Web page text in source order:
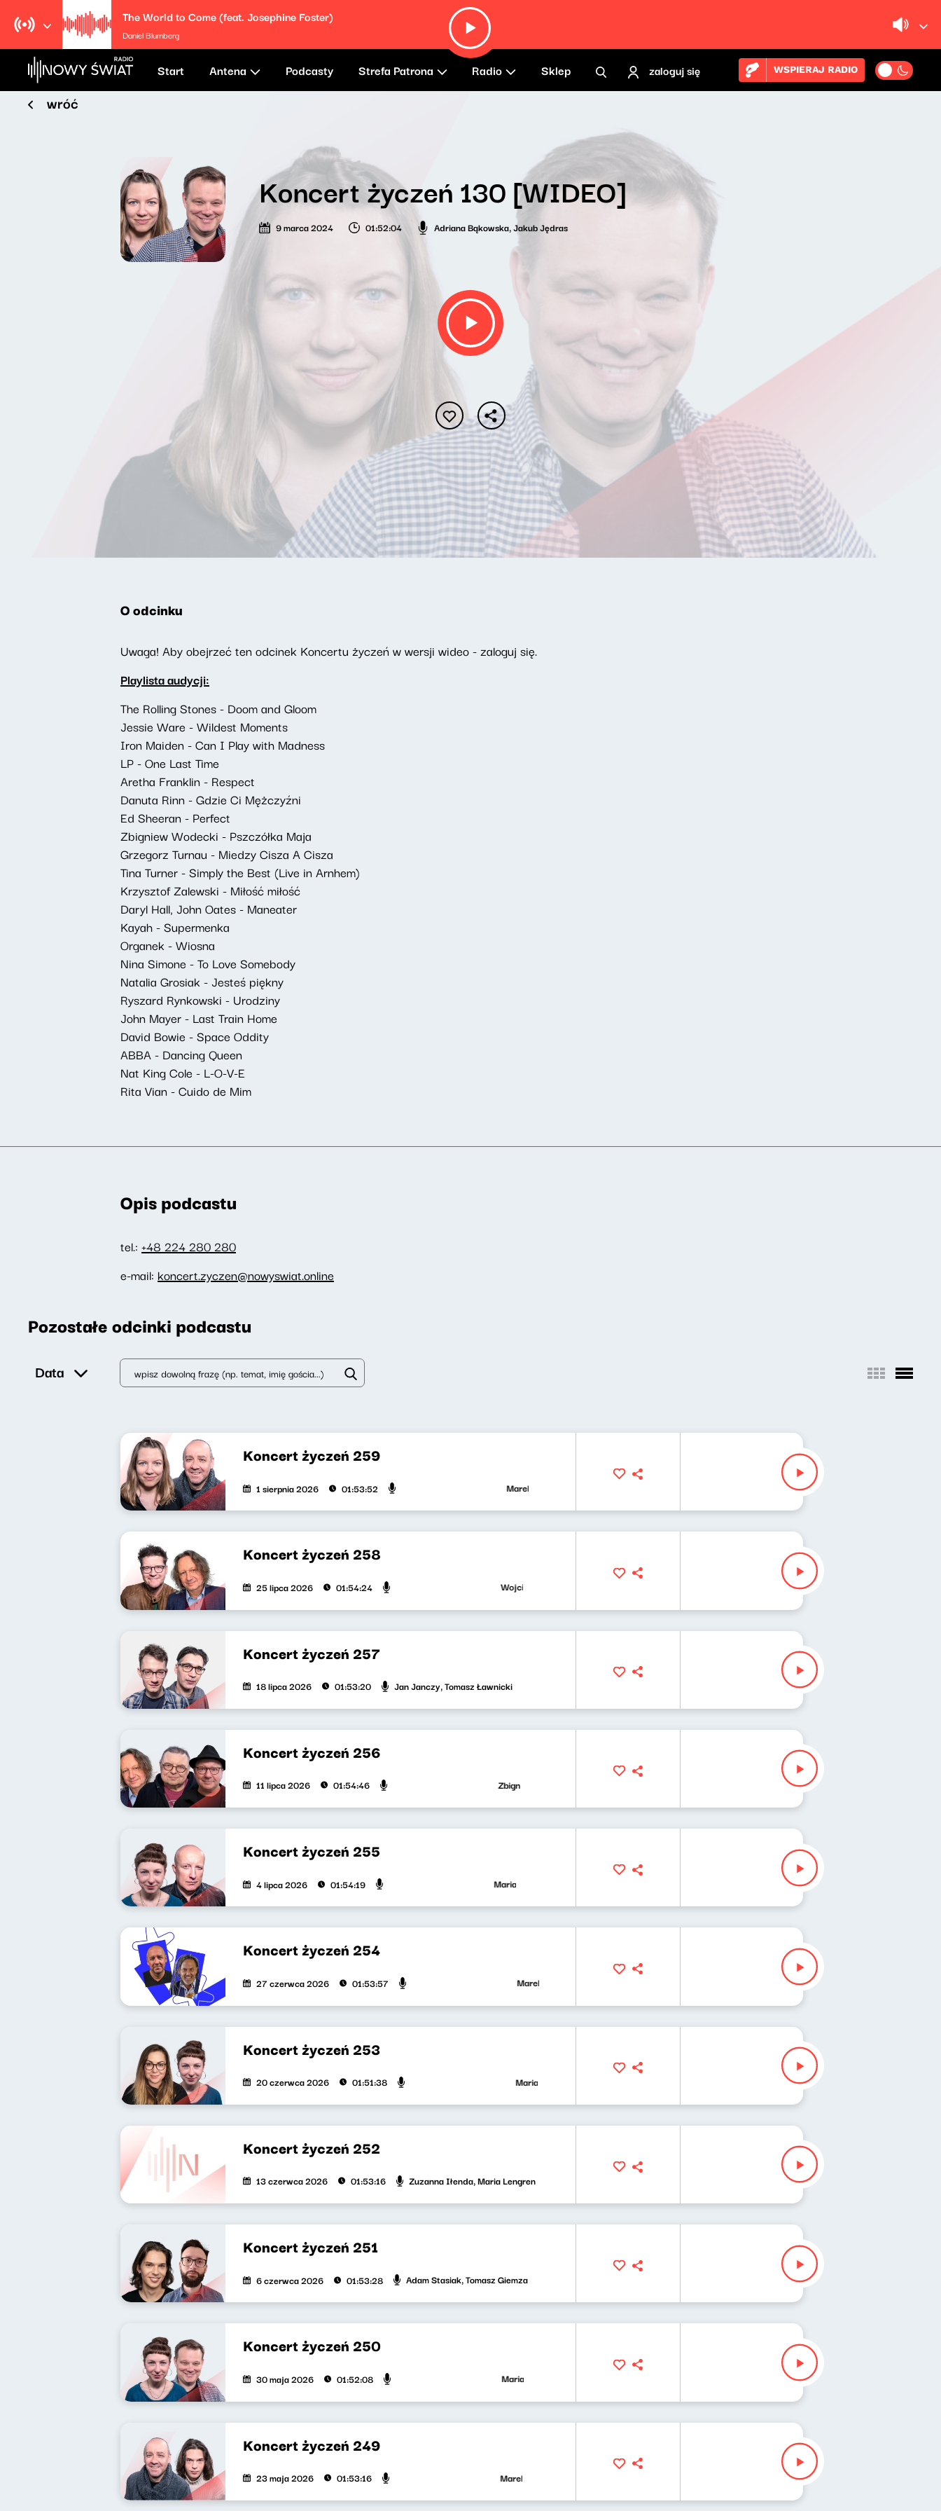
The World to Come (feat. Josephine Foster)
Daniel Blumberg
Start Antena Podcasty Strefa Patrona Radio Sklep zaloguj się WSPIERAJ RADIO
wróć
Koncert życzeń 130 [WIDEO]
9 marca 2024 01:52:04 Adriana Bąkowska,Jakub Jędras
O odcinku
Uwaga! Aby obejrzeć ten odcinek Koncertu życzeń w wersji wideo - zaloguj się.
Playlista audycji:
The Rolling Stones - Doom and Gloom
Jessie Ware - Wildest Moments
Iron Maiden - Can I Play with Madness
LP - One Last Time
Aretha Franklin - Respect
Danuta Rinn - Gdzie Ci Mężczyźni
Ed Sheeran - Perfect
Zbigniew Wodecki - Pszczółka Maja
Grzegorz Turnau - Miedzy Cisza A Cisza
Tina Turner - Simply the Best (Live in Arnhem)
Krzysztof Zalewski - Miłość miłość
Daryl Hall, John Oates - Maneater
Kayah - Supermenka
Organek - Wiosna
Nina Simone - To Love Somebody
Natalia Grosiak - Jesteś piękny
Ryszard Rynkowski - Urodziny
John Mayer - Last Train Home
David Bowie - Space Oddity
ABBA - Dancing Queen
Nat King Cole - L-O-V-E
Rita Vian - Cuido de Mim
Opis podcastu
tel.: +48 224 280 280
e-mail: koncert.zyczen@nowyswiat.online
Pozostałe odcinki podcastu
Data
Koncert życzeń 259
1 sierpnia 2026 01:53:52 Marek Napiórkowski, Adriana Bąkowska
Koncert życzeń 258
25 lipca 2026 01:54:24 Wojciech Malajkat, Ryszard Koziołek
Koncert życzeń 257
18 lipca 2026 01:53:20 Jan Janczy, Tomasz Ławnicki
Koncert życzeń 256
11 lipca 2026 01:54:46 Zbigniew Zamachowski, Wojciech Mann, Ryszard Koziołek
Koncert życzeń 255
4 lipca 2026 01:54:19 Maria Zamachowska, Piotr Bukartyk
Koncert życzeń 254
27 czerwca 2026 01:53:57 Marek Napiórkowski, Jose Torres
Koncert życzeń 253
20 czerwca 2026 01:51:38 Maria Zamachowska, Olga Bobienko
Koncert życzeń 252
13 czerwca 2026 01:53:16 Zuzanna Iłenda, Maria Lengren
Koncert życzeń 251
6 czerwca 2026 01:53:28 Adam Stasiak, Tomasz Giemza
Koncert życzeń 250
30 maja 2026 01:52:08 Maria Zamachowska, Jakub Jędras
Koncert życzeń 249
23 maja 2026 01:53:16 Marek Napiórkowski, Adam Stasiak